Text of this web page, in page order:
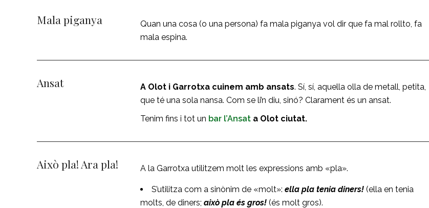
Mala piganya
Quan una cosa (o una persona) fa mala piganya vol dir que fa mal rollto, fa
mala espina.
Ansat A Olot i Garrotxa cuinem amb ansats. Sí, sí, aquella olla de metall, petita,
que té una sola nansa. Com se li’n diu, sinó? Clarament és un ansat.
Tenim fins i tot un bar l’Ansat a Olot ciutat.
Això pla! Ara pla! A la Garrotxa utilitzem molt les expressions amb «pla».
S’utilitza com a sinònim de «molt»:ella pla tenia diners!(ella en tenia
molts, de diners;això pla és gros! (és molt gros).